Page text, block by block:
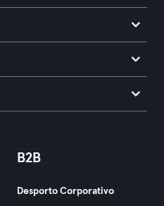
B2B
Desporto Corporativo